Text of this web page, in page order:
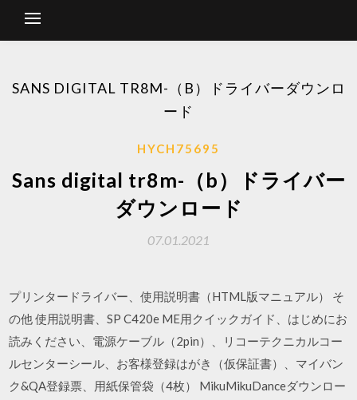
SANS DIGITAL TR8M-（B）ドライバーダウンロ
ード
HYCH75695
Sans digital tr8m-（b）ドライバー
ダウンロード
07.01.2021
プリンタードライバー、使用説明書（HTML版マニュアル） そ
の他 使用説明書、SP C420e ME用クイックガイド、はじめにお
読みください、電源ケーブル（2pin）、リコーテクニカルコー
ルセンターシール、お客様登録はがき（仮保証書）、マイバン
ク&QA登録票、用紙保管袋（4枚） MikuMikuDanceダウンロー